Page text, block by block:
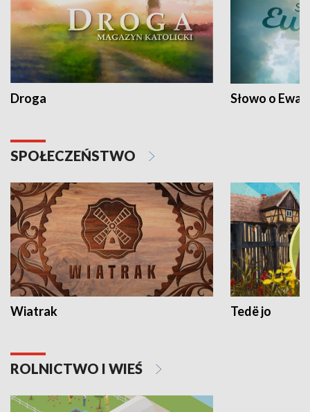
Droga Słowo o
SPOŁECZEŃSTWO
Wiatrak Tedë jo
ROLNICTWO I WIEŚ